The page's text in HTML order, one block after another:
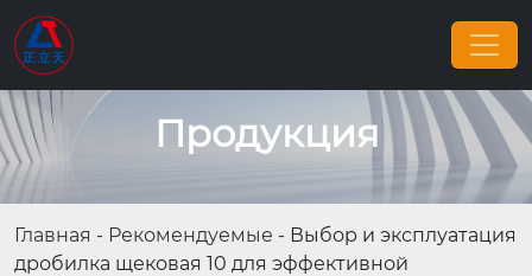
Продукция
Главная - Рекомендуемые - Выбор и эксплуатация
дробилка щековая 10 для эффективной